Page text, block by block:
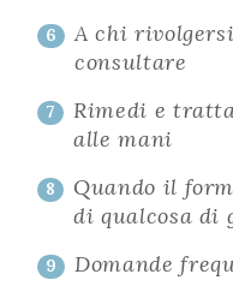
6
A chi
consultare
7
Rimedi e
alle mani
8
Quando il
di qualcosa di
9 Domande